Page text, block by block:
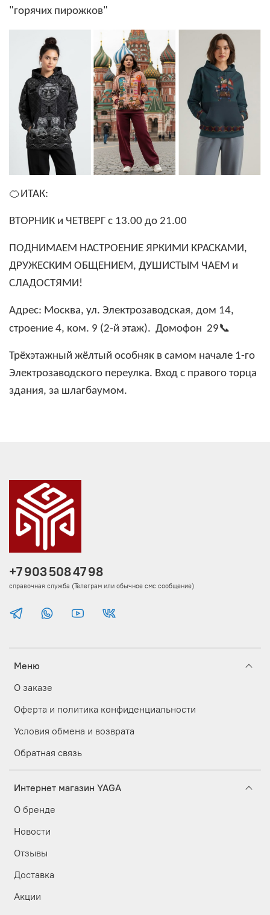
"горячих пирожков"
🍊ИТАК:
ВТОРНИК и ЧЕТВЕРГ с 13.00 до 21.00
ПОДНИМАЕМ НАСТРОЕНИЕ ЯРКИМИ КРАСКАМИ,
ДРУЖЕСКИМ ОБЩЕНИЕМ, ДУШИСТЫМ ЧАЕМ и
СЛАДОСТЯМИ!
Адрес: Москва, ул. Электрозаводская, дом 14,
строение 4, ком. 9 (2-й этаж). Домофон 29📞
Трёхэтажный жёлтый особняк в самом начале 1-го
Электрозаводского переулка. Вход с правого торца
здания, за шлагбаумом.
Меню
О заказе
Оферта и политика конфиденциальности
Условия обмена и возврата
Обратная связь
Интернет магазин YAGA
О бренде
Новости
Отзывы
Доставка
Акции
+7 903 508 47 98
справочная служба (Телеграм или обычное смс сообщение)